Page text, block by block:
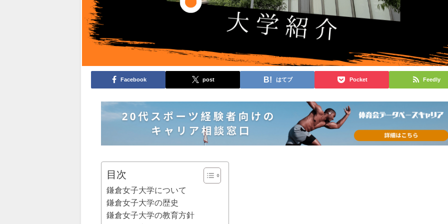
Facebook post はてブ Pocket Feedly
目次
鎌倉女子大学について
鎌倉女子大学の歴史
鎌倉女子大学の教育方針